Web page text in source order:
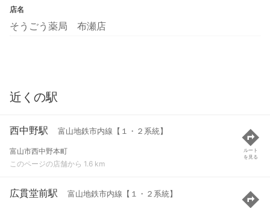
店名
そうごう薬局 布瀬店
近くの駅
西中野駅 富山地鉄市内線【１・２系統】
富山市西中野本町
このページの店舗から 1.6 km
ルート
を見る
広貫堂前駅 富山地鉄市内線【１・２系統】